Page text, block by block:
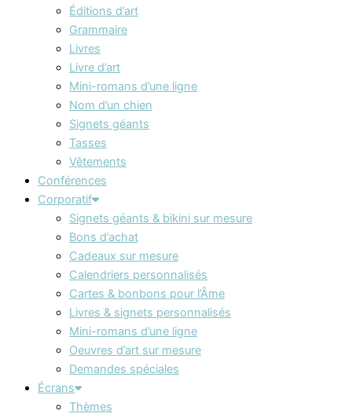
Éditions d’art
Grammaire
Livres
Livre d’art
Mini-romans d’une ligne
Nom d’un chien
Signets géants
Tasses
Vêtements
Conférences
Corporatif
Signets géants & bikini sur mesure
Bons d’achat
Cadeaux sur mesure
Calendriers personnalisés
Cartes & bonbons pour l’Âme
Livres & signets personnalisés
Mini-romans d’une ligne
Oeuvres d’art sur mesure
Demandes spéciales
Écrans
Thèmes